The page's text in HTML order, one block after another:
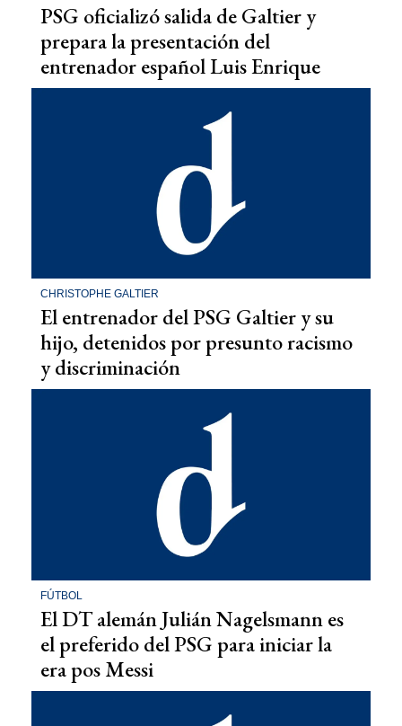
PSG oficializó salida de Galtier y
prepara la presentación del
entrenador español Luis Enrique
CHRISTOPHE GALTIER
El entrenador del PSG Galtier y su
hijo, detenidos por presunto racismo
y discriminación
FÚTBOL
El DT alemán Julián Nagelsmann es
el preferido del PSG para iniciar la
era pos Messi